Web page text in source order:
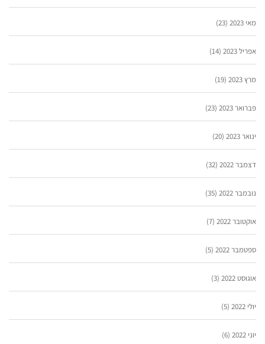
מאי 2023 (23)
אפריל 2023 (14)
מרץ 2023 (19)
פברואר 2023 (23)
ינואר 2023 (20)
דצמבר 2022 (32)
נובמבר 2022 (35)
אוקטובר 2022 (7)
ספטמבר 2022 (5)
אוגוסט 2022 (3)
יולי 2022 (5)
יוני 2022 (6)